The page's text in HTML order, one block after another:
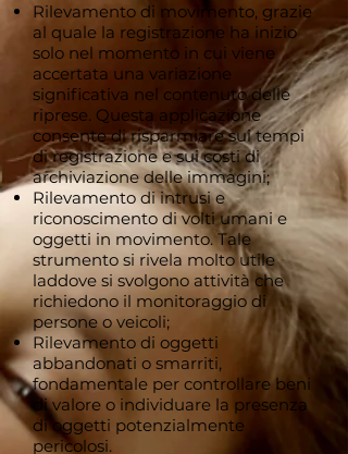
Rilevamento di movimento, grazie
al quale la registrazione ha inizio
solo nel momento in cui viene
accertata una variazione
significativa nel contenuto delle
riprese. Questa applicazione
consente di risparmiare sui tempi
di registrazione e sui costi di
archiviazione delle immagini;
Rilevamento di intrusi e
riconoscimento di volti umani e
oggetti in movimento. Tale
strumento si rivela molto utile
laddove si svolgono attività che
richiedono il monitoraggio di
persone o veicoli;
Rilevamento di oggetti
abbandonati o smarriti,
fondamentale per controllare beni
di valore o individuare la presenza
di oggetti potenzialmente
pericolosi.